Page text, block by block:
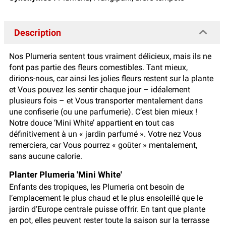
Description
Nos Plumeria sentent tous vraiment délicieux, mais ils ne
font pas partie des fleurs comestibles. Tant mieux,
dirions-nous, car ainsi les jolies fleurs restent sur la plante
et Vous pouvez les sentir chaque jour – idéalement
plusieurs fois – et Vous transporter mentalement dans
une confiserie (ou une parfumerie). C’est bien mieux !
Notre douce ‘Mini White’ appartient en tout cas
définitivement à un « jardin parfumé ». Votre nez Vous
remerciera, car Vous pourrez « goûter » mentalement,
sans aucune calorie.
Planter Plumeria 'Mini White'
Enfants des tropiques, les Plumeria ont besoin de
l’emplacement le plus chaud et le plus ensoleillé que le
jardin d’Europe centrale puisse offrir. En tant que plante
en pot, elles peuvent rester toute la saison sur la terrasse